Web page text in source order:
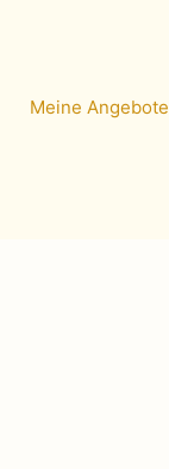
Meine Angebote